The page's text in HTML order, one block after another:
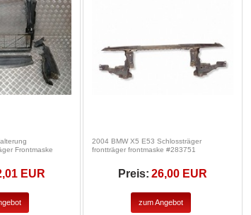
Frontmaske
EUR
2004 BMW X5 E53 Schlossträger
frontträger frontmaske #283751
Preis: 26,00 EUR
zum Angebot